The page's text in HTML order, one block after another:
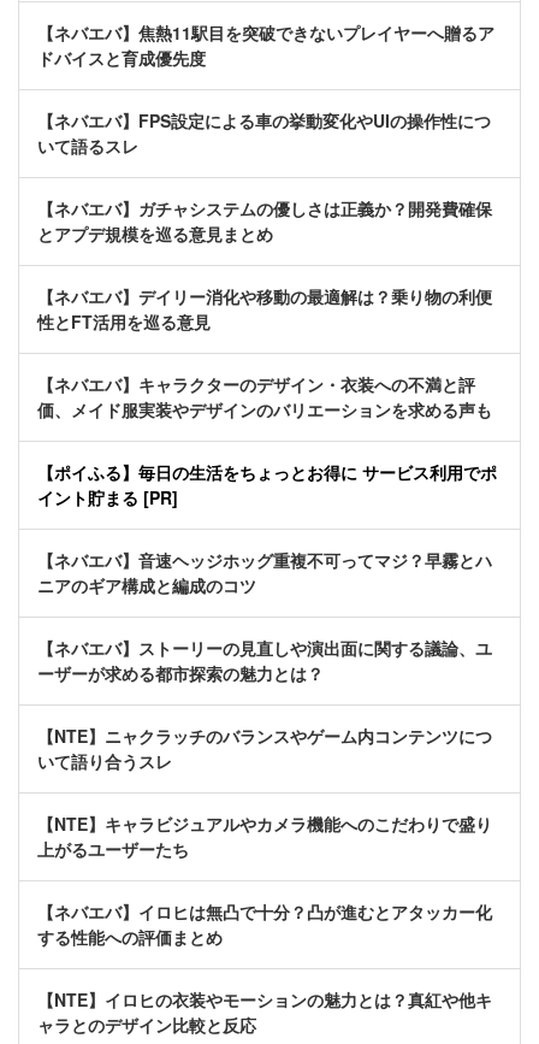
【ネバエバ】焦熱11駅目を突破できないプレイヤーへ贈るア
ドバイスと育成優先度
【ネバエバ】FPS設定による車の挙動変化やUIの操作性につ
いて語るスレ
【ネバエバ】ガチャシステムの優しさは正義か？開発費確保
とアプデ規模を巡る意見まとめ
【ネバエバ】デイリー消化や移動の最適解は？乗り物の利便
性とFT活用を巡る意見
【ネバエバ】キャラクターのデザイン・衣装への不満と評
価、メイド服実装やデザインのバリエーションを求める声も
【ポイふる】毎日の生活をちょっとお得に サービス利用でポ
イント貯まる [PR]
【ネバエバ】音速ヘッジホッグ重複不可ってマジ？早霧とハ
ニアのギア構成と編成のコツ
【ネバエバ】ストーリーの見直しや演出面に関する議論、ユ
ーザーが求める都市探索の魅力とは？
【NTE】ニャクラッチのバランスやゲーム内コンテンツにつ
いて語り合うスレ
【NTE】キャラビジュアルやカメラ機能へのこだわりで盛り
上がるユーザーたち
【ネバエバ】イロヒは無凸で十分？凸が進むとアタッカー化
する性能への評価まとめ
【NTE】イロヒの衣装やモーションの魅力とは？真紅や他キ
ャラとのデザイン比較と反応